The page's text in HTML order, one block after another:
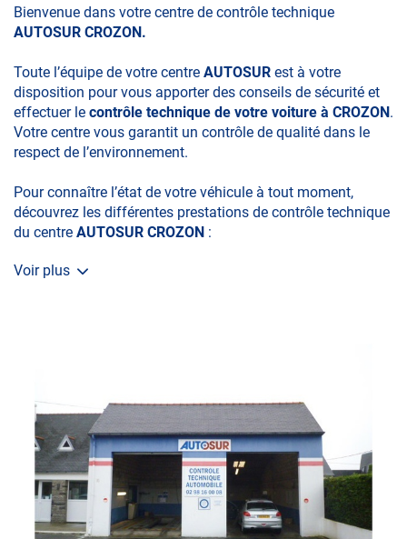
Bienvenue dans votre centre de contrôle technique
AUTOSUR CROZON.
Toute l’équipe de votre centre AUTOSUR est à votre
disposition pour vous apporter des conseils de sécurité et
effectuer le contrôle technique de votre voiture à CROZON .
Votre centre vous garantit un contrôle de qualité dans le
respect de l’environnement.
Pour connaître l’état de votre véhicule à tout moment,
découvrez les différentes prestations de contrôle technique
du centre AUTOSUR CROZON :
• le contrôle technique obligatoire
• le contrôle technique des véhicules GPL/Gaz*
• le pré-contrôle contrôle technique ou contrôle technique
volontaire / partiel
N’attendez plus pour votre sécurité et faire vérifier votre
Voir plus